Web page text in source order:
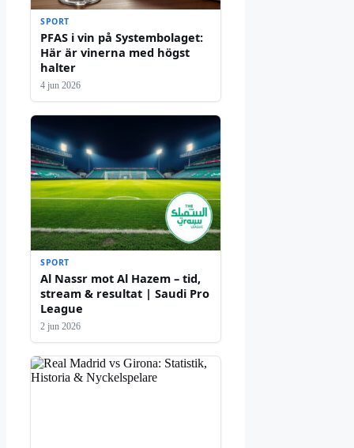
SPORT
PFAS i vin på Systembolaget:
Här är vinerna med högst
halter
4 jun 2026
SPORT
Al Nassr mot Al Hazem – tid,
stream & resultat | Saudi Pro
League
2 jun 2026